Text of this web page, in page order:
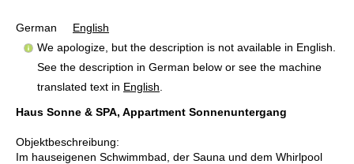
German
English
We apologize, but the description is not available in English.
See the description in German below or see the machine
translated text in English
Haus Sonne & SPA, Appartment Sonnenuntergang
Objektbeschreibung:
Im hauseigenen Schwimmbad, der Sauna und dem Whirlpool